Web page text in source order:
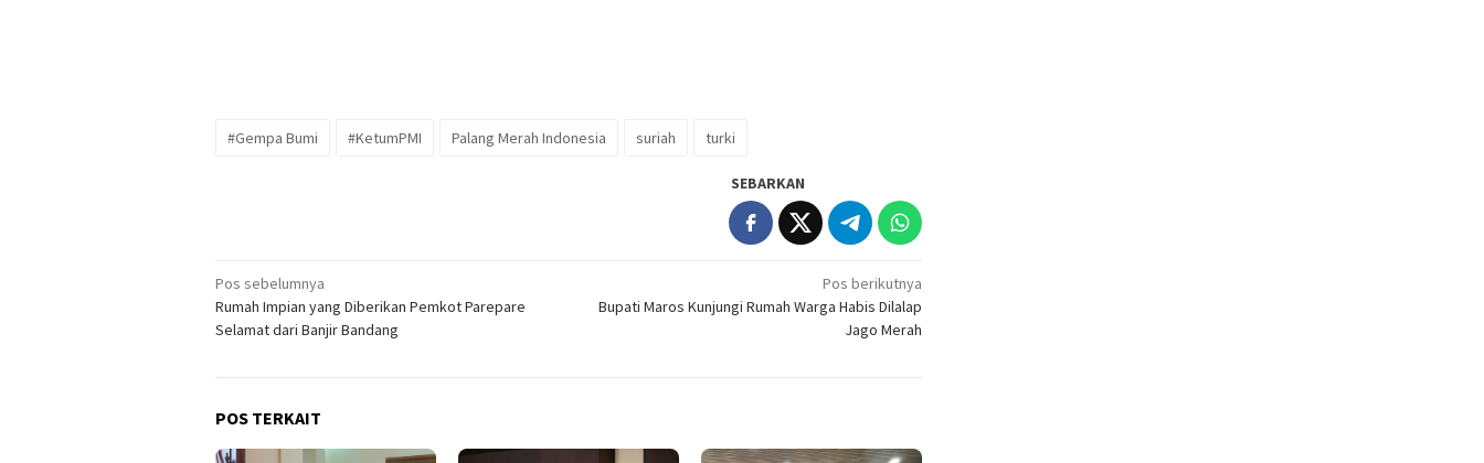
#Gempa Bumi #KetumPMI Palang Merah Indonesia suriah turki
SEBARKAN
Navigasi
pos
Pos sebelumnya
Rumah Impian yang Diberikan Pemkot Parepare
Selamat dari Banjir Bandang
Pos berikutnya
Bupati Maros Kunjungi Rumah Warga Habis Dilalap
Jago Merah
POS TERKAIT